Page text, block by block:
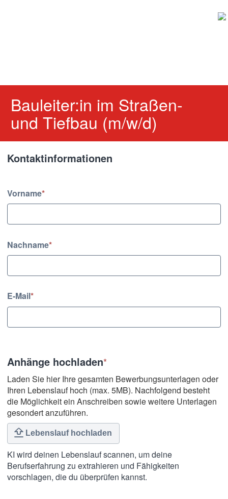
Bauleiter:in im Straßen-
und Tiefbau (m/w/d)
Kontaktinformationen
Kontaktinformationen
Vorname*
Nachname*
E-Mail*
Anhänge hochladen*
Laden Sie hier Ihre gesamten Bewerbungsunterlagen oder
Ihren Lebenslauf hoch (max. 5MB). Nachfolgend besteht
die Möglichkeit ein Anschreiben sowie weitere Unterlagen
gesondert anzuführen.
Lebenslauf hochladen
KI wird deinen Lebenslauf scannen, um deine
Berufserfahrung zu extrahieren und Fähigkeiten
vorschlagen, die du überprüfen kannst.